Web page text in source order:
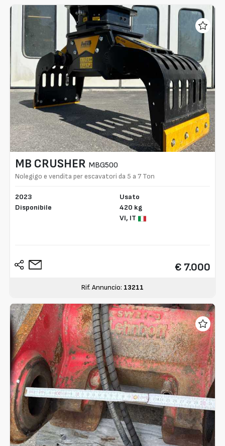
MB CRUSHER MBG500
Nolegigo e vendita per escavatori da 5 a 7 Ton
2023
Disponibile
Usato
420 kg
VI, IT
€ 7.000
Rif. Annuncio: 13211